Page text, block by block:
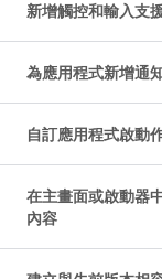
新增觸控和輸入支
為應用程式新增通
自訂應用程式啟動
在主畫面或啟動器
內容